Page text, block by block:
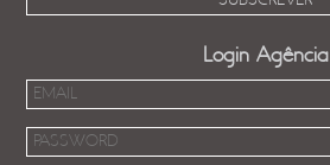
Login Agência